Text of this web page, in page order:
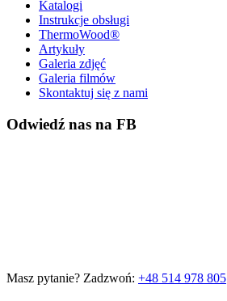
Katalogi
Instrukcje obsługi
ThermoWood®
Artykuły
Galeria zdjęć
Galeria filmów
Skontaktuj się z nami
Odwiedź nas na FB
Masz pytanie? Zadzwoń: +48 514 978 805